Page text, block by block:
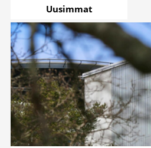
Uusimmat